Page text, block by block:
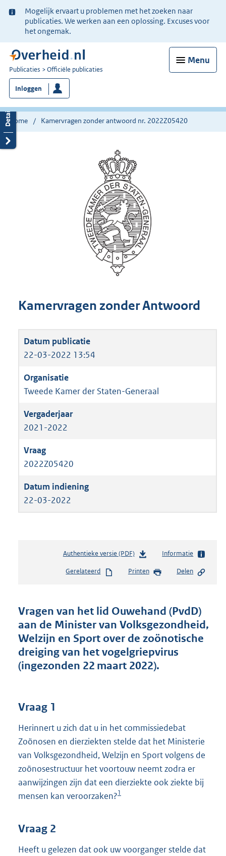
Ter
informatie:
Mogelijk ervaart u problemen met het zoeken naar
publicaties. We werken aan een oplossing. Excuses voor
het ongemak.
Menu
U
bent
nu
hier:
Publicaties Officiële publicaties
Inloggen
Home Kamervragen zonder antwoord nr. 2022Z05420
Kamervragen zonder Antwoord
22-03-2022 13:54
Tweede Kamer der Staten-Generaal
2021-2022
2022Z05420
22-03-2022
Authentieke versie (PDF)b
s
d
s
g
r
o
o
4
K
b
Informatie
Gerelateerd Printen Delen
Vragen van het lid Ouwehand (PvdD)
aan de Minister van Volksgezondheid,
Welzijn en Sport over de zoönotische
dreiging van het vogelgriepvirus
(ingezonden 22 maart 2022).
Vraag 1
Herinnert u zich dat u in het commissiedebat
Zoönosen en dierziekten stelde dat het Ministerie
van Volksgezondheid, Welzijn en Sport volgens de
zoönosestructuur het voortouw neemt zodra er
aanwijzingen zijn dat een dierziekte ook ziekte bij
mensen kan veroorzaken?1
Vraag 2
Heeft u gelezen dat ook uw voorganger stelde dat